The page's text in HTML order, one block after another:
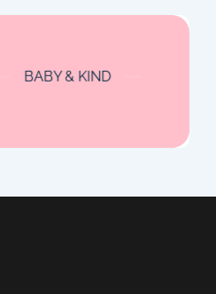
BABY & KIND